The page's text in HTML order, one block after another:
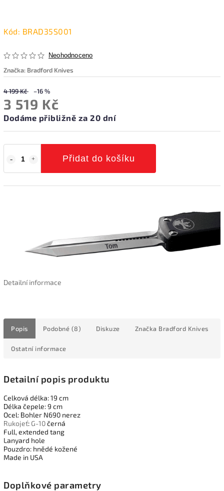
Kód: BRAD35S001
Neohodnoceno
Značka: Bradford Knives
4 199 Kč –16 %
3 519 Kč
Dodáme přibližně za 20 dní
Přidat do košíku
Detailní informace
Popis Podobné (8) Diskuze Značka Bradford Knives
Ostatní informace
Detailní popis produktu
Celková délka: 19 cm
Délka čepele: 9 cm
Ocel: Bohler N690 nerez
Rukojeť: G-10černá
Full, extended tang
Lanyard hole
Pouzdro: hnědé kožené
Made in USA
Doplňkové parametry